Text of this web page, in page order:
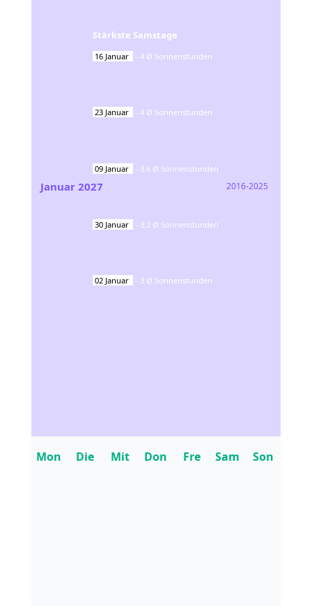
Stärkste Samstage
16 Januar - 4 Ø Sonnenstunden
23 Januar - 4 Ø Sonnenstunden
09 Januar - 3.6 Ø Sonnenstunden
30 Januar - 3.2 Ø Sonnenstunden
02 Januar - 3 Ø Sonnenstunden
Januar 2027 2016-2025
Mon Die Mit Don Fre Sam Son